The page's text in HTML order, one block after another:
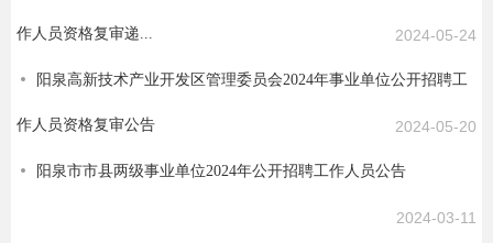
作人员资格复审递... 2024-05-24
阳泉高新技术产业开发区管理委员会2024年事业单位公开招聘工
作人员资格复审公告 2024-05-20
阳泉市市县两级事业单位2024年公开招聘工作人员公告
2024-03-11